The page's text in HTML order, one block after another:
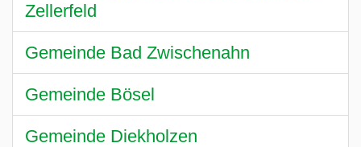
Zellerfeld
Gemeinde Bad Zwischenahn
Gemeinde Bösel
Gemeinde Diekholzen